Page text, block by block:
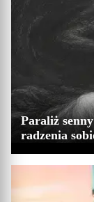
Paraliż
radzenia